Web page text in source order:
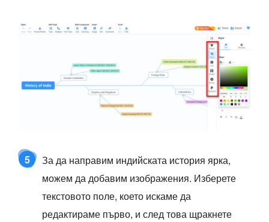
5
За да направим индийската история ярка,
можем да добавим изображения. Изберете
текстовото поле, което искаме да
редактираме първо, и след това щракнете